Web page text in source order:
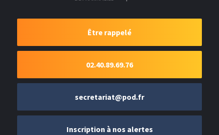
Être rappelé
02.40.89.69.76
secretariat@pod.fr
Inscription à nos alertes